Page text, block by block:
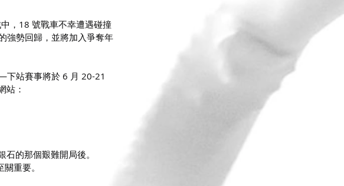
，18 號戰車不幸遭遇碰撞
強勢回歸，並將加入爭奪年
下站賽事將於 6 月 20-21
站：
的那個艱難開局後。
重要。